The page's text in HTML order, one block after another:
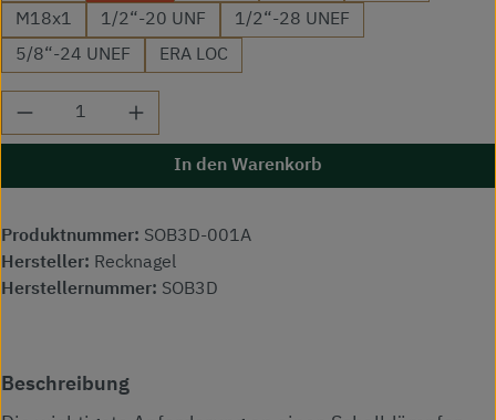
M18x1 1/2“-20 UNF
1/2“-28 UNEF
5/8“-24 UNEF
ERA LOC
Produkt Anzahl: Gib den gewünschten
In den Warenkorb
Produktnummer: SOB3D-001A
Hersteller: Recknagel
Herstellernummer: SOB3D
Beschreibung